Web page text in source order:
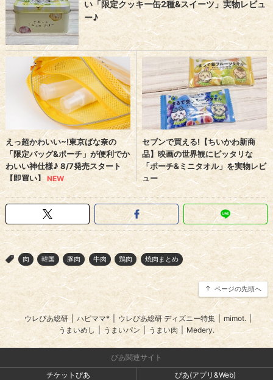
> 肉 韓国 豚肉 牛肉 鶏肉 焼肉まとめ
ページの先頭へ
ウレぴあ総研 | ハピママ* ウレぴあ総研 ディズニー特集 mimot. |
うまいめし | うまいパン うまい肉 | Medery.
ぴあ関連サイト
チケットぴあ
ぴあ(アプリ&Web)